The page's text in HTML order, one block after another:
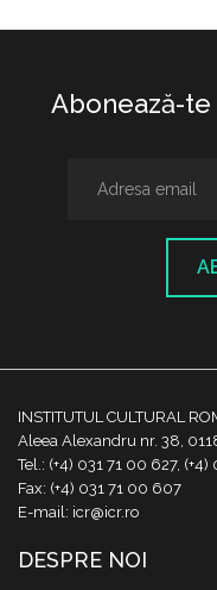
Abonează-
INSTITUTUL CULTURAL
Aleea Alexandru nr. 38,
Tel.: (+4) 031 71 00 627,
Fax: (+4) 031 71 00 607
E-mail: icr@icr.ro
DESPRE NOI